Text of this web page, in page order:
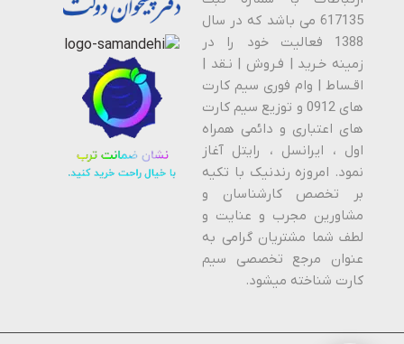
617135 می باشد که در سال
1388 فعالیت خود را در
زمینه خـرید | فـروش | نـقد |
اقـساط | وام فوری سیم کارت
های 0912 و توزیع سیم کارت
های اعتباری و دائمی همراه
اول ، ایرانسل ، رایتل آغاز
نمود. امروزه رندنیک با تکیه
بر تخصص کارشناسان و
مشاورین مجرب و عنایت و
لطف شما مشتریان گرامی به
عنوان مرجع تخصصی سیم
کارت شناخته میشود.